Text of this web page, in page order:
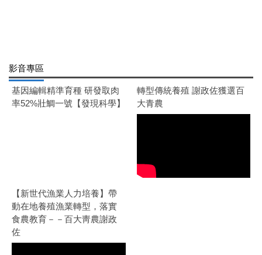
影音專區
基因編輯精準育種 研發取肉
率52%壯鯛一號【發現科學】
轉型傳統養殖 謝政佐獲選百
大青農
【新世代漁業人力培養】帶
動在地養殖漁業轉型，落實
食農教育－－百大靑農謝政
佐